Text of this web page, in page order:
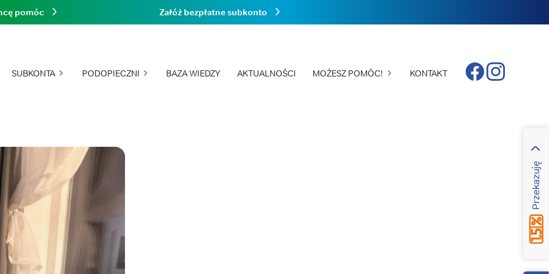
SUBKONTA PODOPIECZNI BAZA WIEDZY AKTUALNOŚCI MOŻESZ POMÓC! KONTAKT
Przekazuję
pomóc Załóż bezpłatne subkonto
FacebookInstagram